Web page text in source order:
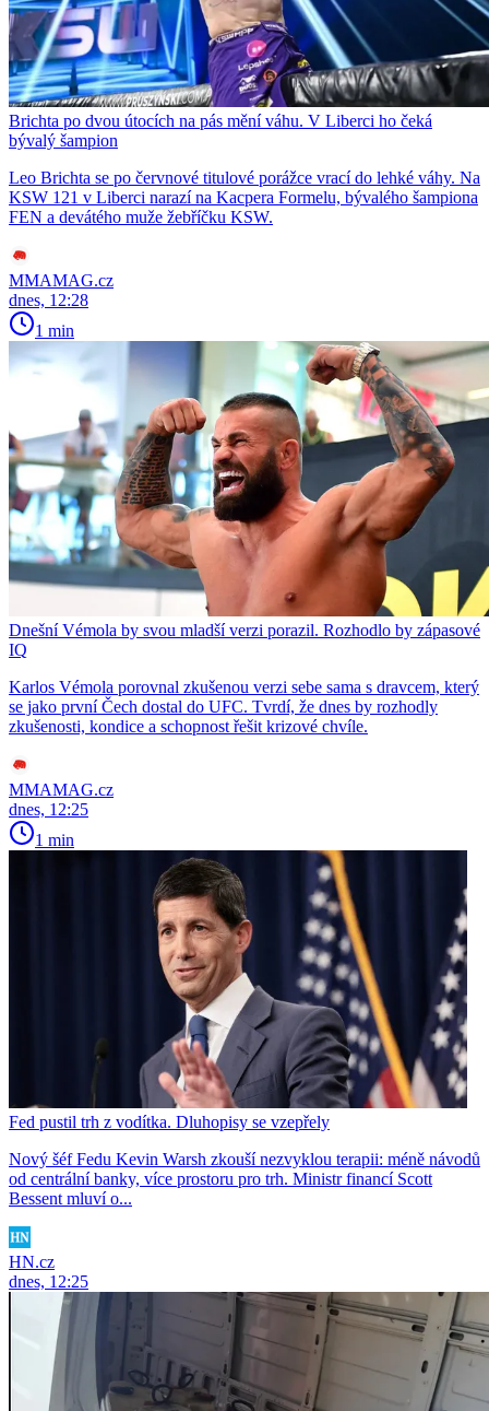
Brichta po dvou útocích na pás mění váhu. V Liberci ho čeká
bývalý šampion
Leo Brichta se po červnové titulové porážce vrací do lehké váhy. Na
KSW 121 v Liberci narazí na Kacpera Formelu, bývalého šampiona
FEN a devátého muže žebříčku KSW.
MMAMAG.cz
dnes, 12:28
1 min
Dnešní Vémola by svou mladší verzi porazil. Rozhodlo by zápasové
IQ
Karlos Vémola porovnal zkušenou verzi sebe sama s dravcem, který
se jako první Čech dostal do UFC. Tvrdí, že dnes by rozhodly
zkušenosti, kondice a schopnost řešit krizové chvíle.
MMAMAG.cz
dnes, 12:25
1 min
Fed pustil trh z vodítka. Dluhopisy se vzepřely
Nový šéf Fedu Kevin Warsh zkouší nezvyklou terapii: méně návodů
od centrální banky, více prostoru pro trh. Ministr financí Scott
Bessent mluví o...
HN.cz
dnes, 12:25